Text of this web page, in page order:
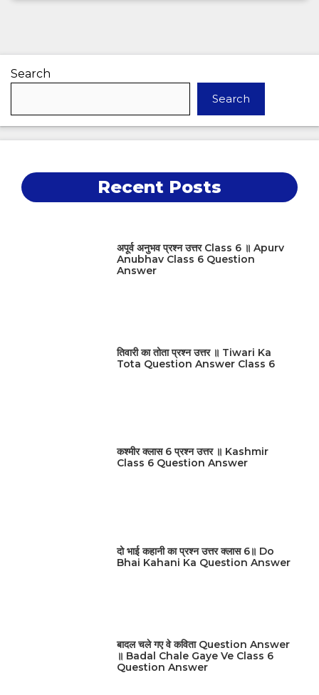
Search
Search
Recent Posts
अपूर्व अनुभव प्रश्न उत्तर Class 6 ॥ Apurv
Anubhav Class 6 Question
Answer
तिवारी का तोता प्रश्न उत्तर ॥ Tiwari Ka
Tota Question Answer Class 6
कश्मीर क्लास 6 प्रश्न उत्तर ॥ Kashmir
Class 6 Question Answer
दो भाई कहानी का प्रश्न उत्तर क्लास 6॥ Do
Bhai Kahani Ka Question Answer
बादल चले गए वे कविता Question Answer
॥ Badal Chale Gaye Ve Class 6
Question Answer